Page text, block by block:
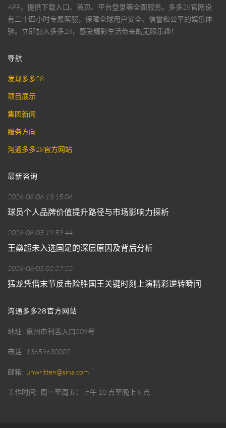
APP，提供下载入口、首页、平台登录等全面服务。多多28官网设
有二十四小时专属客服，保障全球用户安全、信誉和公平的娱乐体
验。立即加入多多28，感受精彩生活带来的无限乐趣！
导航
发现多多28
项目展示
集团新闻
服务方向
沟通多多28官方网站
最新咨询
2026-08-06 13:15:06
球员个人品牌价值提升路径与市场影响力探析
2026-08-05 19:59:44
王燊超未入选国足的深层原因及背后分析
2026-08-05 02:27:22
猛龙凭借末节反击险胜国王关键时刻上演精彩逆转瞬间
沟通多多28官方网站
地址 泉州市刊舌入口209号
电话 13659630002
邮箱 unwritten@sina.com
工作时间 周一至周五：上午 10 点至晚上 8 点